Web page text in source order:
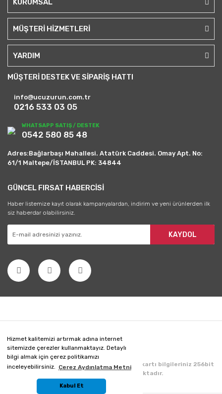
Hizmet kalitemizi artırmak adına internet
sitemizde çerezler kullanmaktayız. Detaylı
bilgi almak için çerez politikamızı
inceleyebilirsiniz. Çerez Aydınlatma Metni
Kabul Et
KURUMSAL
MÜŞTERİ HİZMETLERİ
YARDIM
MÜŞTERİ DESTEK VE SİPARİŞ HATTI
info@ucuzurun.com.tr
0216 533 03 05
WHATSAPP SATIŞ / DESTEK
0542 580 85 48
Adres:Bağlarbaşı Mahallesi. Atatürk Caddesi. Omay Apt. No:
61/1 Maltepe/İSTANBUL PK: 34844
GÜNCEL FIRSAT HABERCİSİ
Haber listemize kayıt olarak kampanyalardan, indirim ve yeni ürünlerden ilk
siz haberdar olabilirsiniz.
KAYDOL
Copyright 2020 © Her hakkı saklıdır. Kredi kartı bilgileriniz 256bit
SSL sertifikası ile korunmaktadır.